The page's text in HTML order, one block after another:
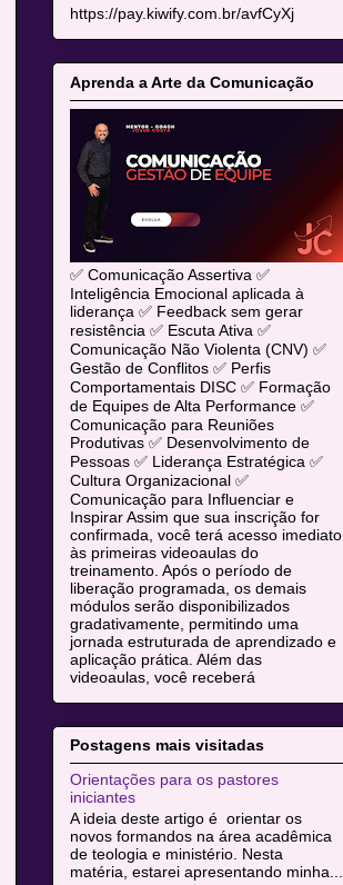
https://pay.kiwify.com.br/avfCyXj
Aprenda a Arte da Comunicação
✅ Comunicação Assertiva ✅
Inteligência Emocional aplicada à
liderança ✅ Feedback sem gerar
resistência ✅ Escuta Ativa ✅
Comunicação Não Violenta (CNV) ✅
Gestão de Conflitos ✅ Perfis
Comportamentais DISC ✅ Formação
de Equipes de Alta Performance ✅
Comunicação para Reuniões
Produtivas ✅ Desenvolvimento de
Pessoas ✅ Liderança Estratégica ✅
Cultura Organizacional ✅
Comunicação para Influenciar e
Inspirar Assim que sua inscrição for
confirmada, você terá acesso imediato
às primeiras videoaulas do
treinamento. Após o período de
liberação programada, os demais
módulos serão disponibilizados
gradativamente, permitindo uma
jornada estruturada de aprendizado e
aplicação prática. Além das
videoaulas, você receberá
Postagens mais visitadas
Orientações para os pastores
iniciantes
A ideia deste artigo é orientar os
novos formandos na área acadêmica
de teologia e ministério. Nesta
matéria, estarei apresentando minha...